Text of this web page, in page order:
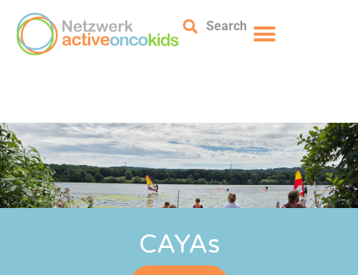
Search
CAYAs